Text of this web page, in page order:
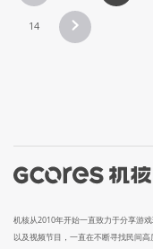
14
机核从2010年开始一直致力于分享游
以及视频节目，一直在不断寻找民间高